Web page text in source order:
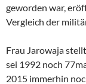
geworden war,
Vergleich der
Frau Jarowaja
sei 1992 noch
2015 immerhin